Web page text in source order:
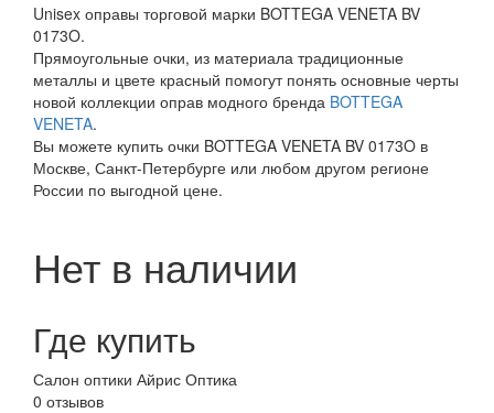
Unisex оправы торговой марки BOTTEGA VENETA BV
0173O.
Прямоугольные очки, из материала традиционные
металлы и цвете красный помогут понять основные черты
новой коллекции оправ модного бренда BOTTEGA
VENETA.
Вы можете купить очки BOTTEGA VENETA BV 0173O в
Москве, Санкт-Петербурге или любом другом регионе
России по выгодной цене.
Нет в наличии
Где купить
Салон оптики Айрис Оптика
0 отзывов